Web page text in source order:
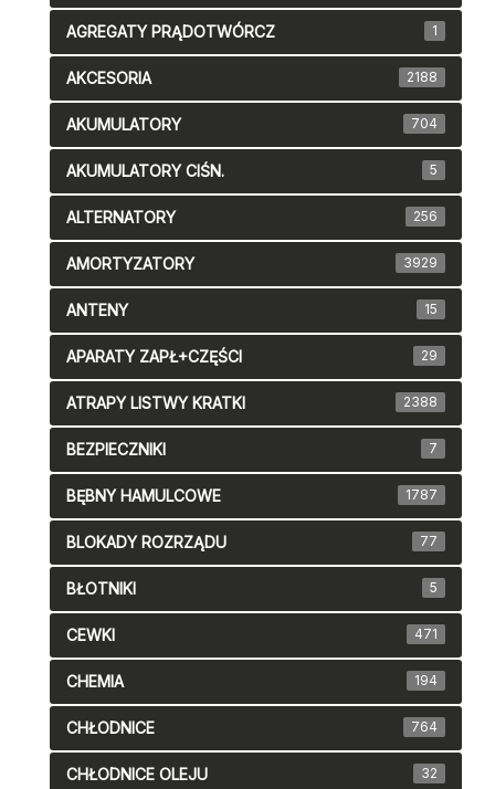
AGREGATY PRĄDOTWÓRCZ 1
AKCESORIA 2188
AKUMULATORY 704
AKUMULATORY CIŚN. 5
ALTERNATORY 256
AMORTYZATORY 3929
ANTENY 15
APARATY ZAPŁ+CZĘŚCI 29
ATRAPY LISTWY KRATKI 2388
BEZPIECZNIKI 7
BĘBNY HAMULCOWE 1787
BLOKADY ROZRZĄDU 77
BŁOTNIKI 5
CEWKI 471
CHEMIA 194
CHŁODNICE 764
CHŁODNICE OLEJU 32